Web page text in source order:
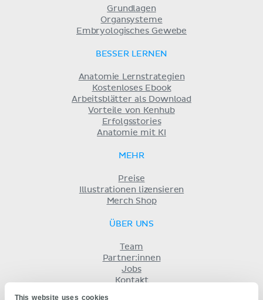
This website uses cookies
Grundlagen
Organsysteme
Embryologisches Gewebe
BESSER LERNEN
Anatomie Lernstrategien
Kostenloses Ebook
Arbeitsblätter als Download
Vorteile von Kenhub
Erfolgsstories
Anatomie mit KI
MEHR
Preise
Illustrationen lizensieren
Merch Shop
ÜBER UNS
Team
Partner:innen
Jobs
Kontakt